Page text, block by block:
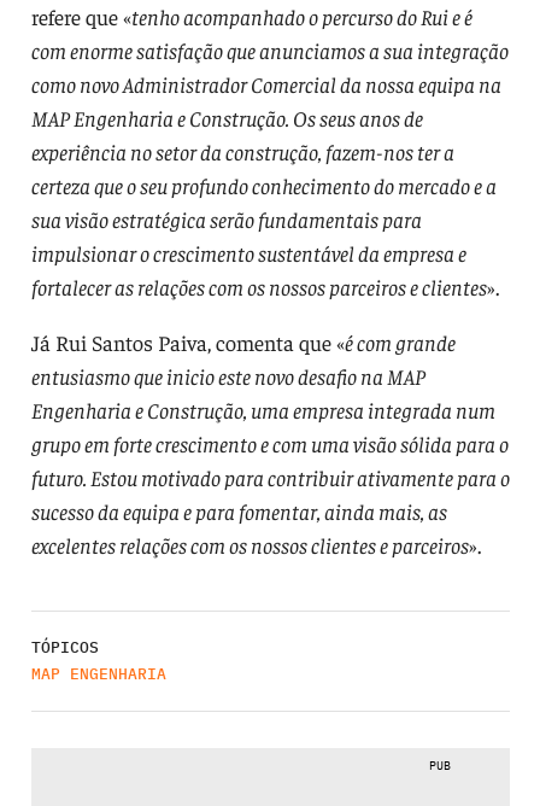
refere que «tenho acompanhado o percurso do Rui e é
com enorme satisfação que anunciamos a sua integração
como novo Administrador Comercial da nossa equipa na
MAP Engenharia e Construção. Os seus anos de
experiência no setor da construção, fazem-nos ter a
certeza que o seu profundo conhecimento do mercado e a
sua visão estratégica serão fundamentais para
impulsionar o crescimento sustentável da empresa e
fortalecer as relações com os nossos parceiros e clientes».
Já Rui Santos Paiva, comenta que «é com grande
entusiasmo que inicio este novo desafio na MAP
Engenharia e Construção, uma empresa integrada num
grupo em forte crescimento e com uma visão sólida para o
futuro. Estou motivado para contribuir ativamente para o
sucesso da equipa e para fomentar, ainda mais, as
excelentes relações com os nossos clientes e parceiros».
TÓPICOS
MAP ENGENHARIA
PUB